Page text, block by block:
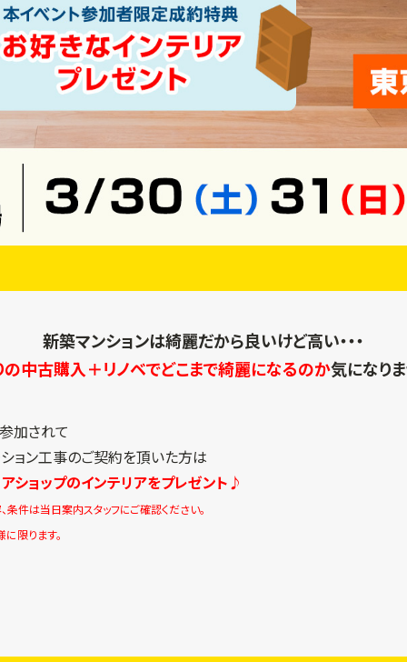
新築マンションは綺麗だから良いけど高い・・・
の中古購入＋リノベでどこまで綺麗になるのか気になり
加されて
ョン工事のご契約を頂いた方は
ショップのインテリアをプレゼント♪
条件は当日案内スタッフにご確認ください。
限ります。